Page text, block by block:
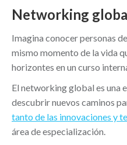
Networking
Imagina conocer personas
mismo momento de la vida
horizontes en un curso
El networking global es una
descubrir nuevos caminos
tanto de las innovaciones y
área de especialización.